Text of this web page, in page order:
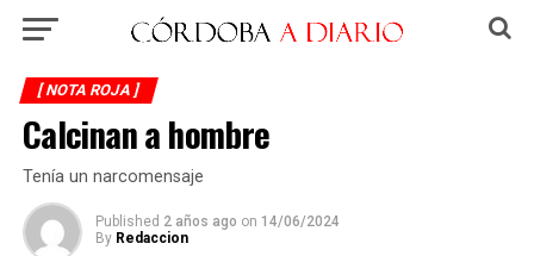
[ NOTA ROJA ]
Calcinan a hombre
Tenía un narcomensaje
Published 2 años ago on 14/06/2024
By Redaccion